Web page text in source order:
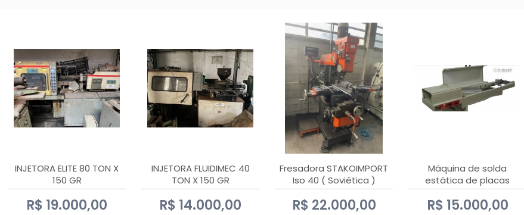
INJETORA ELITE 80 TON X
150 GR
R$ 19.000,00
INJETORA FLUIDIMEC 40
TON X 150 GR
R$ 14.000,00
Fresadora STAKOIMPORT
Iso 40 ( Soviética )
R$ 22.000,00
Máquina de solda
estática de placas
eletrônicas PTH DIALSAT
R$ 15.000,00